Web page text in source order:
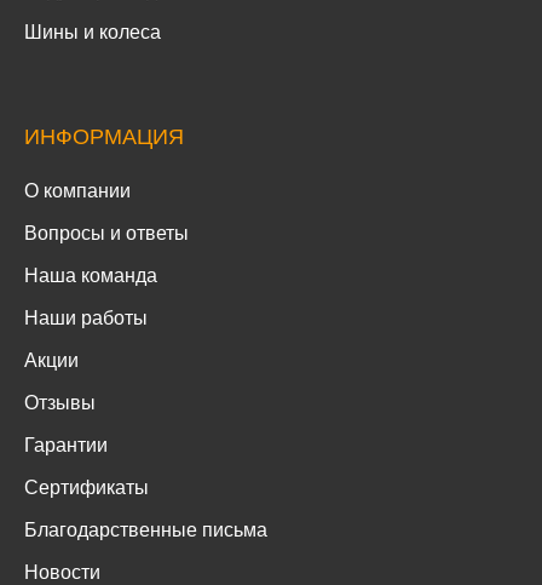
Шины и колеса
ИНФОРМАЦИЯ
О компании
Вопросы и ответы
Наша команда
Наши работы
Акции
Отзывы
Гарантии
Сертификаты
Благодарственные письма
Новости